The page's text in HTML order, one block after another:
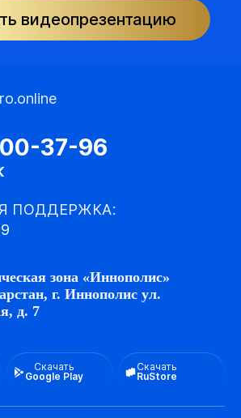
видеопрезентацию
37-96
ПОДДЕРЖКА:
зона «Иннополис»
г. Иннополис ул.
д. 7
Скачать
Google Play
Скачать
RuStore